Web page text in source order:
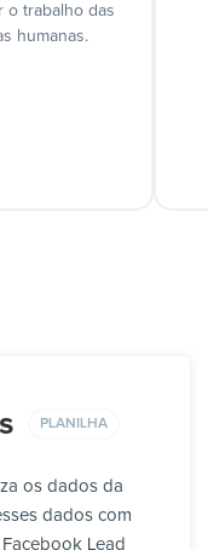
o trabalho das
humanas.
PLANILHA
os dados da
dados com
Lead